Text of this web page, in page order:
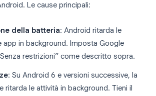
Le cause principali:
della batteria: Android ritarda le
app in background. Imposta Google
restrizioni” come descritto sopra.
: Su Android 6 e versioni successive, la
ritarda le attività in background. Tieni il